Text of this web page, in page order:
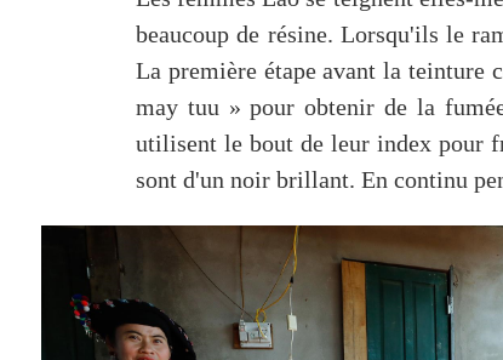
beaucoup de résine. Lorsqu'ils le
La première étape avant la teinture
may tuu » pour obtenir de la
utilisent le bout de leur index pour
sont d'un noir brillant. En continu